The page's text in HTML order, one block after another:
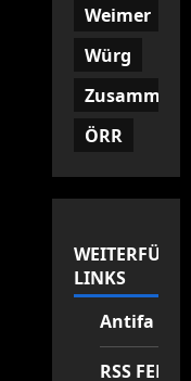
Weimer
Würg
ÖRR
LINKS
Antifa
RSS FEED